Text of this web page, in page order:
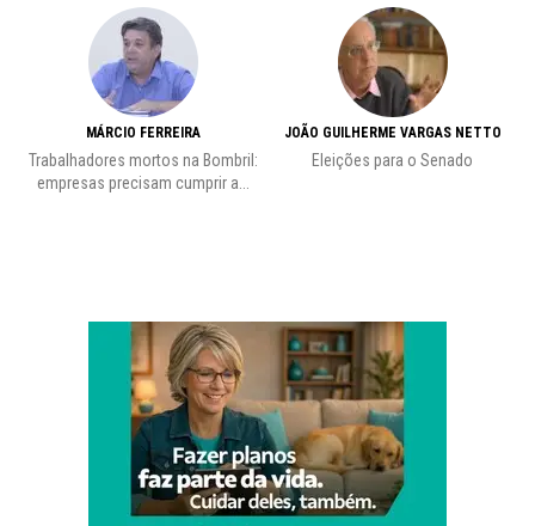
MÁRCIO FERREIRA
Trabalhadores mortos na Bombril:
empresas precisam cumprir a...
JOÃO GUILHERME VARGAS NETTO
Eleições para o Senado